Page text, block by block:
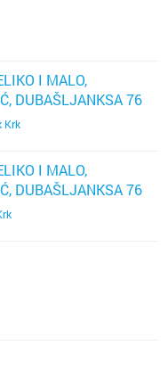
I MALO,
DUBAŠLJANKSA 76
Krk
I MALO,
DUBAŠLJANKSA 76